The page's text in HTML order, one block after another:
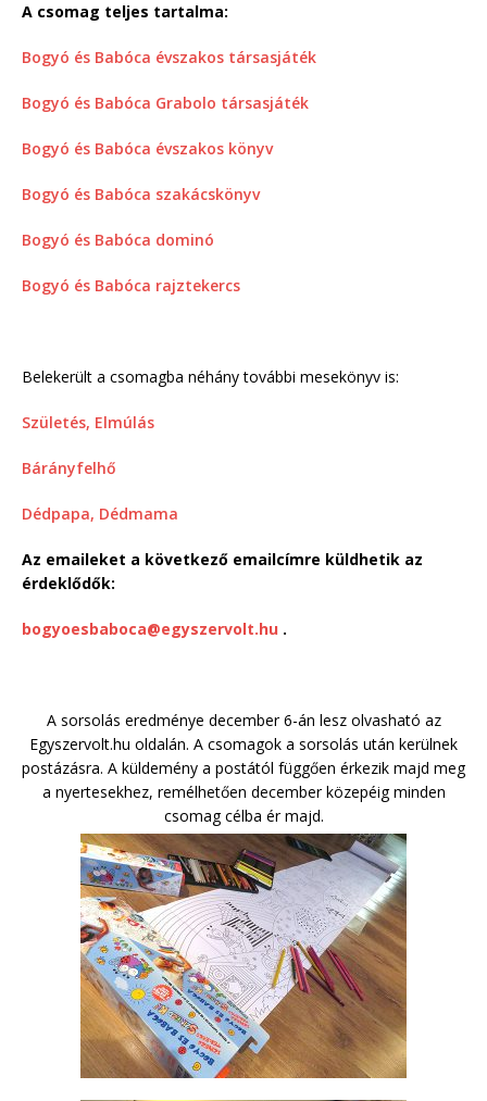
A csomag teljes tartalma:
Bogyó és Babóca évszakos társasjáték
Bogyó és Babóca Grabolo társasjáték
Bogyó és Babóca évszakos könyv
Bogyó és Babóca szakácskönyv
Bogyó és Babóca dominó
Bogyó és Babóca rajztekercs
Belekerült a csomagba néhány további mesekönyv is:
Születés, Elmúlás
Bárányfelhő
Dédpapa, Dédmama
Az emaileket a következő emailcímre küldhetik az
érdeklődők:
bogyoesbaboca@egyszervolt.hu .
A sorsolás eredménye december 6-án lesz olvasható az
Egyszervolt.hu oldalán. A csomagok a sorsolás után kerülnek
postázásra. A küldemény a postától függően érkezik majd meg
a nyertesekhez, remélhetően december közepéig minden
csomag célba ér majd.